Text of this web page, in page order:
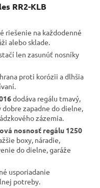
RR2-KLB
riešenie na každodenné
alebo sklade.
stačí len zasunúť nosníky
proti korózii a dlhšia
dodáva regálu tmavý,
zapadne do dielne,
zázemia.
nosnosť regálu 1250
boxy, náradie,
do dielne, garáže
usporiadanie
potreby.